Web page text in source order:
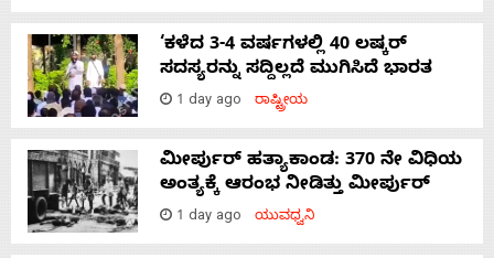
‘ಕಳೆದ 3-4 ವರ್ಷಗಳಲ್ಲಿ 40 ಲಷ್ಕರ್
ಸದಸ್ಯರನ್ನು ಸದ್ದಿಲ್ಲದೆ ಮುಗಿಸಿದೆ ಭಾರತ
1 day ago ರಾಷ್ಟ್ರೀಯ
ಮೀರ್ಪುರ್ ಹತ್ಯಾಕಾಂಡ: 370 ನೇ ವಿಧಿಯ
ಅಂತ್ಯಕ್ಕೆ ಆರಂಭ ನೀಡಿತ್ತು ಮೀರ್ಪುರ್
1 day ago ಯುವಧ್ವನಿ